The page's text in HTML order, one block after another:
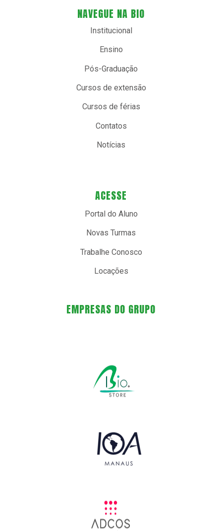
NAVEGUE NA BIO
Institucional
Ensino
Pós-Graduação
Cursos de extensão
Cursos de férias
Contatos
Notícias
ACESSE
Portal do Aluno
Novas Turmas
Trabalhe Conosco
Locações
EMPRESAS DO GRUPO